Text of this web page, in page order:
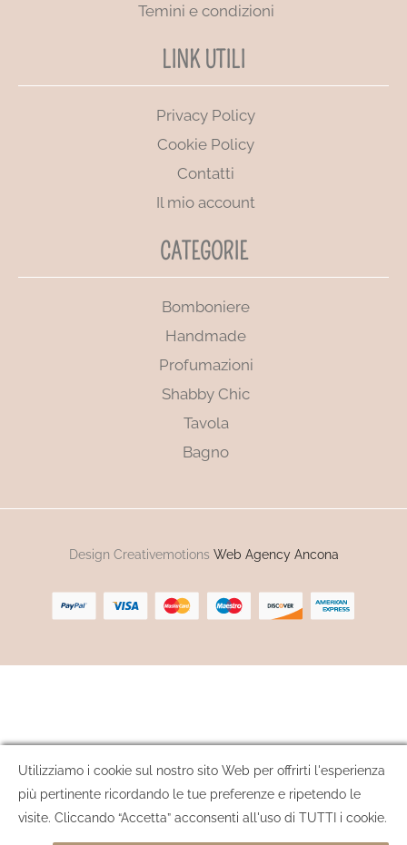
Temini e condizioni
LINK UTILI
Privacy Policy
Cookie Policy
Contatti
Il mio account
CATEGORIE
Bomboniere
Handmade
Profumazioni
Shabby Chic
Tavola
Bagno
Design Creativemotions Web Agency Ancona
Utilizziamo i cookie sul nostro sito Web per offrirti l'esperienza
più pertinente ricordando le tue preferenze e ripetendo le
visite. Cliccando “Accetta” acconsenti all'uso di TUTTI i cookie.